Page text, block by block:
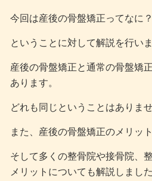
今回は産後の骨盤矯正ってなに？
ということに対して解説を行いま
産後の骨盤矯正と通常の骨盤矯
あります。
どれも同じということはありませ
また、産後の骨盤矯正のメリッ
そして多くの整骨院や接骨院、
メリットについても解説しました